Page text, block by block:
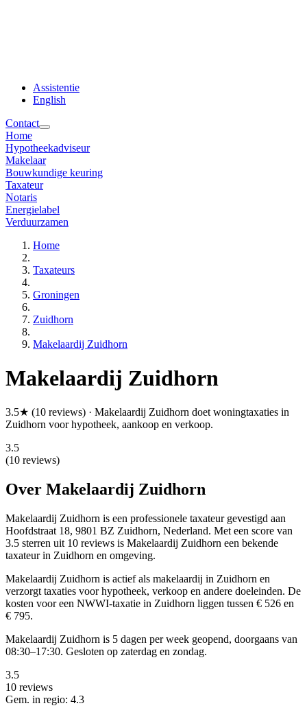
Assistentie
English
Contact
Home
Hypotheekadviseur
Makelaar
Bouwkundige keuring
Taxateur
Notaris
Energielabel
Verduurzamen
Home
Taxateurs
Groningen
Zuidhorn
Makelaardij Zuidhorn
Makelaardij Zuidhorn
3.5★ (10 reviews) · Makelaardij Zuidhorn doet woningtaxaties in
Zuidhorn voor hypotheek, aankoop en verkoop.
3.5
(10 reviews)
Over Makelaardij Zuidhorn
Makelaardij Zuidhorn is een professionele taxateur gevestigd aan
Hoofdstraat 18, 9801 BZ Zuidhorn, Nederland. Met een score van
3.5 sterren uit 10 reviews is Makelaardij Zuidhorn een bekende
taxateur in Zuidhorn en omgeving.
Makelaardij Zuidhorn is actief als makelaardij in Zuidhorn en
verzorgt taxaties voor hypotheek, verkoop en andere doeleinden. De
kosten voor een NWWI-taxatie in Zuidhorn liggen tussen € 526 en
€ 795.
Makelaardij Zuidhorn is 5 dagen per week geopend, doorgaans van
08:30–17:30. Gesloten op zaterdag en zondag.
3.5
10 reviews
Gem. in regio: 4.3